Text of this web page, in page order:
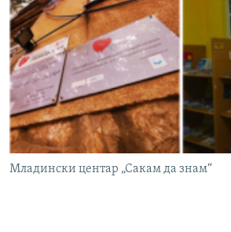
Младински центар „Сакам да знам“